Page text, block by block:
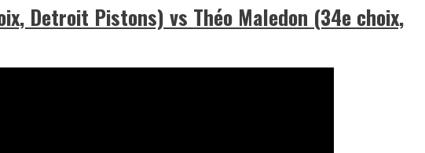
Detroit Pistons) vs Théo Maledon (34e choix,